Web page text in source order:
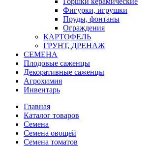
Фигурки, игрушки
Пруды, фонтаны
Ограждения
КАРТОФЕЛЬ
ГРУНТ, ДРЕНАЖ
СЕМЕНА
Плодовые саженцы
Декоративные саженцы
Агрохимия
Инвентарь
Главная
Каталог товаров
Семена
Семена овощей
Семена томатов